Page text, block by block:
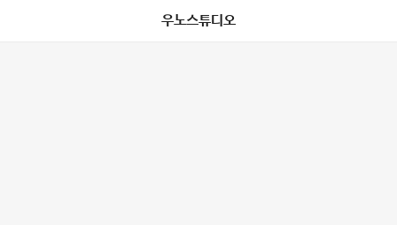
우노스튜디오